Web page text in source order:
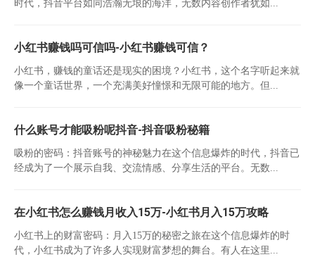
时代，抖音平台如同浩瀚无垠的海洋，无数内容创作者犹如...
小红书赚钱吗可信吗-小红书赚钱可信？
小红书，赚钱的童话还是现实的困境？小红书，这个名字听起来就
像一个童话世界，一个充满美好憧憬和无限可能的地方。但...
什么账号才能吸粉呢抖音-抖音吸粉秘籍
吸粉的密码：抖音账号的神秘魅力在这个信息爆炸的时代，抖音已
经成为了一个展示自我、交流情感、分享生活的平台。无数...
在小红书怎么赚钱月收入15万-小红书月入15万攻略
小红书上的财富密码：月入15万的秘密之旅在这个信息爆炸的时
代，小红书成为了许多人实现财富梦想的舞台。有人在这里...